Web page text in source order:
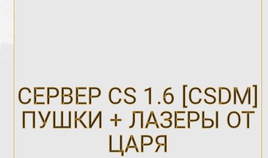
СЕРВЕР CS 1.6 [CSDM]
ПУШКИ + ЛАЗЕРЫ ОТ
ЦАРЯ